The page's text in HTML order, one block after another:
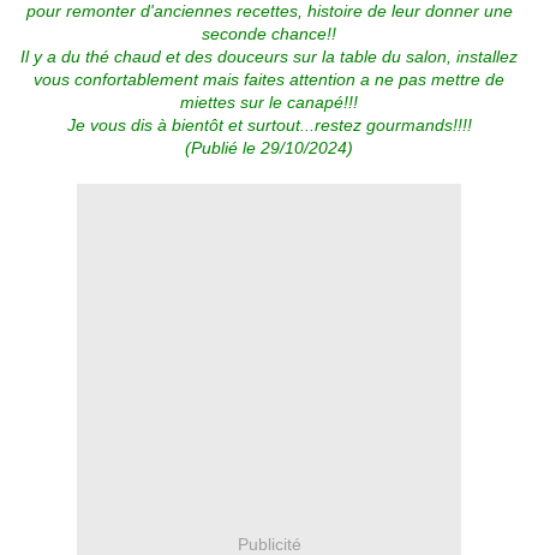
pour remonter d'anciennes recettes, histoire de leur donner une
seconde chance!!
Il y a du thé chaud et des douceurs sur la table du salon, installez
vous confortablement mais faites attention a ne pas mettre de
miettes sur le canapé!!!
Je vous dis à bientôt et surtout...restez gourmands!!!!
(Publié le 29/10/2024)
Publicité